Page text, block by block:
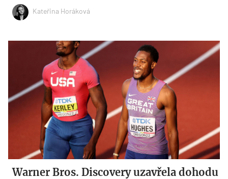
Kateřina Horáková
Warner Bros. Discovery uzavřela dohodu